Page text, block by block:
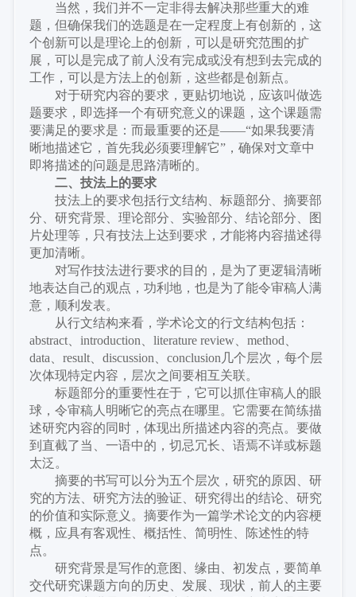
当然，我们并不一定非得去解决那些重大的难
题，但确保我们的选题是在一定程度上有创新的，这
个创新可以是理论上的创新，可以是研究范围的扩
展，可以是完成了前人没有完成或没有想到去完成的
工作，可以是方法上的创新，这些都是创新点。
对于研究内容的要求，更贴切地说，应该叫做选
题要求，即选择一个有研究意义的课题，这个课题需
要满足的要求是：而最重要的还是——“如果我要清
晰地描述它，首先我必须要理解它”，确保对文章中
即将描述的问题是思路清晰的。
二、 技法上的要求
技法上的要求包括行文结构、标题部分、摘要部
分、研究背景、理论部分、实验部分、结论部分、图
片处理等，只有技法上达到要求，才能将内容描述得
更加清晰。
对写作技法进行要求的目的，是为了更逻辑清晰
地表达自己的观点，功利地，也是为了能令审稿人满
意，顺利发表。
从行文结构来看，学术论文的行文结构包括：
abstract、introduction、literature review、method、
data、result、discussion、conclusion几个层次，每个层
次体现特定内容，层次之间要相互关联。
标题部分的重要性在于，它可以抓住审稿人的眼
球，令审稿人明晰它的亮点在哪里。它需要在简练描
述研究内容的同时，体现出所描述内容的亮点。要做
到直截了当、一语中的，切忌冗长、语焉不详或标题
太泛。
摘要的书写可以分为五个层次，研究的原因、研
究的方法、研究方法的验证、研究得出的结论、研究
的价值和实际意义。摘要作为一篇学术论文的内容梗
概，应具有客观性、概括性、简明性、陈述性的特
点。
研究背景是写作的意图、缘由、初发点，要简单
交代研究课题方向的历史、发展、现状，前人的主要